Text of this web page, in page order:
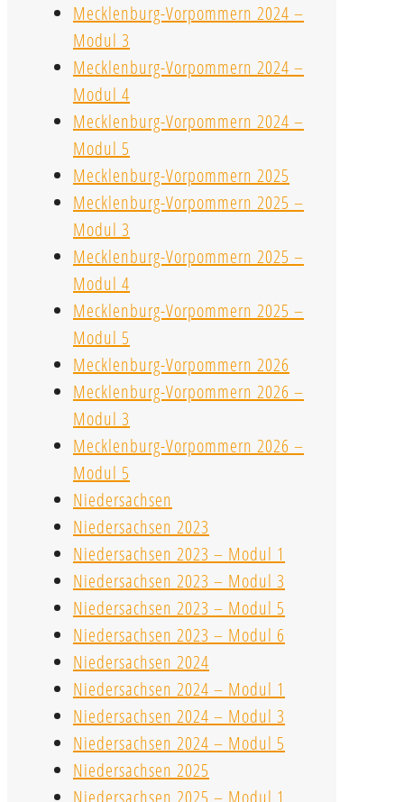
Mecklenburg-Vorpommern 2024 –
Modul 3
Mecklenburg-Vorpommern 2024 –
Modul 4
Mecklenburg-Vorpommern 2024 –
Modul 5
Mecklenburg-Vorpommern 2025
Mecklenburg-Vorpommern 2025 –
Modul 3
Mecklenburg-Vorpommern 2025 –
Modul 4
Mecklenburg-Vorpommern 2025 –
Modul 5
Mecklenburg-Vorpommern 2026
Mecklenburg-Vorpommern 2026 –
Modul 3
Mecklenburg-Vorpommern 2026 –
Modul 5
Niedersachsen
Niedersachsen 2023
Niedersachsen 2023 – Modul 1
Niedersachsen 2023 – Modul 3
Niedersachsen 2023 – Modul 5
Niedersachsen 2023 – Modul 6
Niedersachsen 2024
Niedersachsen 2024 – Modul 1
Niedersachsen 2024 – Modul 3
Niedersachsen 2024 – Modul 5
Niedersachsen 2025
Niedersachsen 2025 – Modul 1